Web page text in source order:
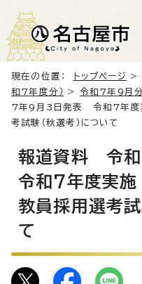
現在の位置： トップページ >
和7年度分）
> 令和7年9月分
7年9月3日発表 令和7年度
考試験（秋選考）について
報道資料 令
令和7年度実
教員採用選考試
て